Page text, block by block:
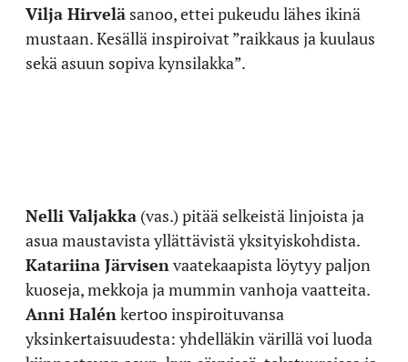
Vilja Hirvelä sanoo, ettei pukeudu lähes ikinä
mustaan. Kesällä inspiroivat ”raikkaus ja kuulaus
sekä asuun sopiva kynsilakka”.
Nelli Valjakka (vas.) pitää selkeistä linjoista ja
asua maustavista yllättävistä yksityiskohdista.
Katariina Järvisenvaatekaapista löytyy paljon
kuoseja, mekkoja ja mummin vanhoja vaatteita.
Anni Halénkertoo inspiroituvansa
yksinkertaisuudesta: yhdelläkin värillä voi luoda